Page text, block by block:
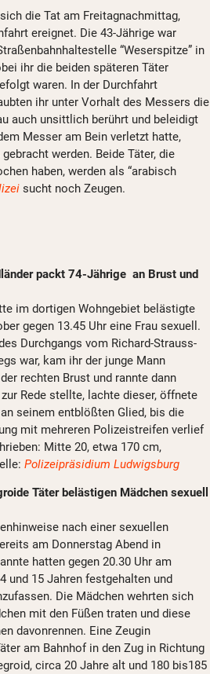
die Tat am Freitagnachmittag,
ereignet. Die 43-Jährige war
“Weserspitze” in
ihr die beiden späteren Täter
waren. In der Durchfahrt
ihr unter Vorhalt des Messers die
auch unsittlich berührt und beleidigt
Messer am Bein verletzt hatte,
werden. Beide Täter, die
haben, werden als “arabisch
sucht noch Zeugen.
packt 74-Jährige an Brust und
im dortigen Wohngebiet belästigte
gegen 13.45 Uhr eine Frau sexuell.
Durchgangs vom Richard-Strauss-
war, kam ihr der junge Mann
rechten Brust und rannte dann
Rede stellte, lachte dieser, öffnete
seinem entblößten Glied, bis die
mit mehreren Polizeistreifen verlief
Mitte 20, etwa 170 cm,
Polizeipräsidium Ludwigsburg
Täter belästigen Mädchen sexuell
nach einer sexuellen
am Donnerstag Abend in
hatten gegen 20.30 Uhr am
und 15 Jahren festgehalten und
Die Mädchen wehrten sich
mit den Füßen traten und diese
davonrennen. Eine Zeugin
am Bahnhof in den Zug in Richtung
circa 20 Jahre alt und 180 bis185